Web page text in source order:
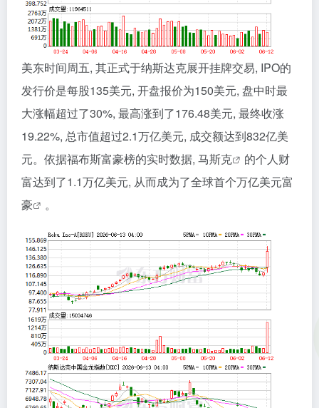
美东时间周五, 其正式于纳斯达克展开挂牌交易, IPO的
发行价是每股135美元, 开盘报价为150美元, 盘中时最
大涨幅超过了30%, 最高涨到了176.48美元, 最终收涨
19.22%, 总市值超过2.1万亿美元, 成交额达到832亿美
元。依据福布斯富豪榜的实时数据, 马斯克
的个人财
富达到了1.1万亿美元, 从而成为了全球首个万亿美元富
豪
。